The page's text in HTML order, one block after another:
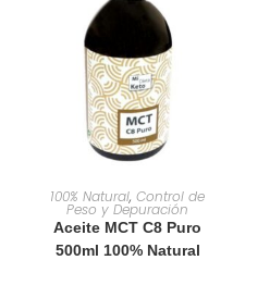
AÑADIR AL CARRITO
100% Natural, Control de
Peso y Depuración
Aceite MCT C8 Puro
500ml 100% Natural